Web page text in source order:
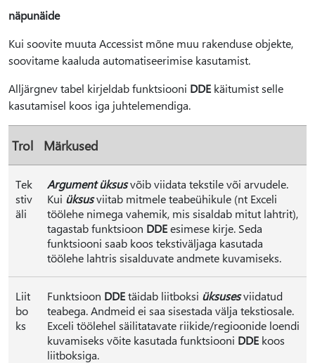
näpunäide
Kui soovite muuta Accessist mõne muu rakenduse objekte,
soovitame kaaluda automatiseerimise kasutamist.
Alljärgnev tabel kirjeldab funktsiooni DDE käitumist selle
kasutamisel koos iga juhtelemendiga.
Trol Märkused
Tek
stiv
äli
Argument üksusvõib viidata tekstile või arvudele.
Kui üksusviitab mitmele teabeühikule (nt Exceli
töölehe nimega vahemik, mis sisaldab mitut lahtrit),
tagastab funktsioon DDEesimese kirje. Seda
funktsiooni saab koos tekstiväljaga kasutada
töölehe lahtris sisalduvate andmete kuvamiseks.
Liit
bo
ks
Funktsioon DDEtäidab liitboksi üksusesviidatud
teabega. Andmeid ei saa sisestada välja tekstiosale.
Exceli töölehel säilitatavate riikide/regioonide loendi
kuvamiseks võite kasutada funktsiooni DDE koos
liitboksiga.